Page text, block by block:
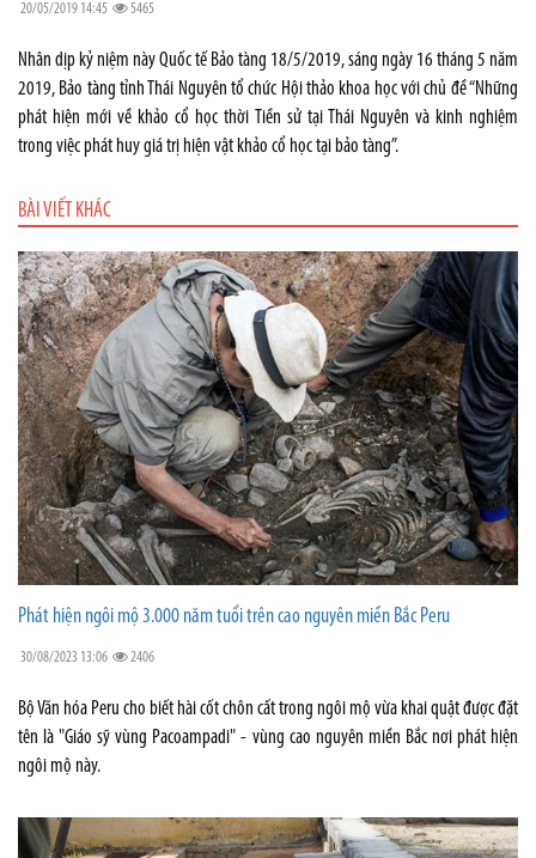
20/05/2019 14:45 5465
Nhân dịp kỷ niệm này Quốc tế Bảo tàng 18/5/2019, sáng ngày 16 tháng 5 năm
2019, Bảo tàng tỉnh Thái Nguyên tổ chức Hội thảo khoa học với chủ đề “Những
phát hiện mới về khảo cổ học thời Tiền sử tại Thái Nguyên và kinh nghiệm
trong việc phát huy giá trị hiện vật khảo cổ học tại bảo tàng”.
BÀI VIẾT KHÁC
Phát hiện ngôi mộ 3.000 năm tuổi trên cao nguyên miền Bắc Peru
30/08/2023 13:06 2406
Bộ Văn hóa Peru cho biết hài cốt chôn cất trong ngôi mộ vừa khai quật được đặt
tên là "Giáo sỹ vùng Pacoampadi" - vùng cao nguyên miền Bắc nơi phát hiện
ngôi mộ này.